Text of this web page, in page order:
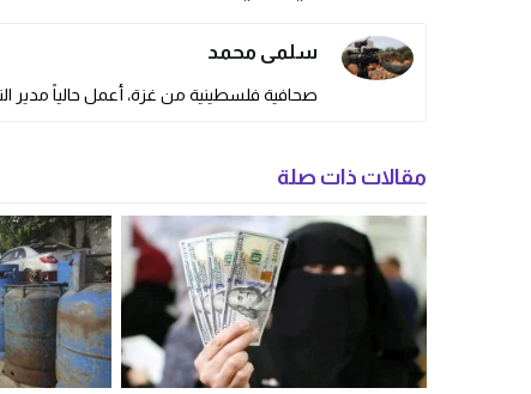
سلمى محمد
صحافية فلسطينية من غزة، أعمل حالياً مدير
مقالات ذات صلة